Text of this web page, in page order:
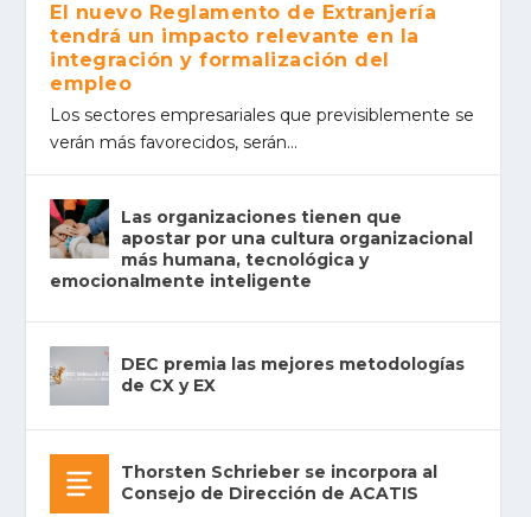
El nuevo Reglamento de Extranjería
tendrá un impacto relevante en la
integración y formalización del
empleo
Los sec­to­res empre­sa­ria­les que pre­vi­si­ble­men­te se
verán más favo­re­ci­dos, serán...
Las organizaciones tienen que
apostar por una cultura organizacional
más humana, tecnológica y
emocionalmente inteligente
DEC premia las mejores metodologías
de CX y EX
Thorsten Schrieber se incorpora al
Consejo de Dirección de ACATIS